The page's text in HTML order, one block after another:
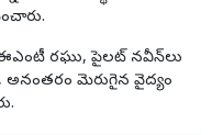
ఈఎంటీ రఘు, పైలట్ నవీన్‌లు
మెరుగైన వైద్యం